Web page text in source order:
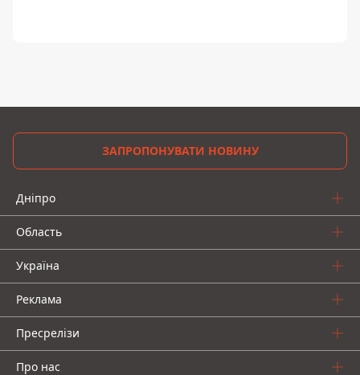
ЗАПРОПОНУВАТИ НОВИНУ
Дніпро
Область
Україна
Реклама
Пресрелізи
Про нас